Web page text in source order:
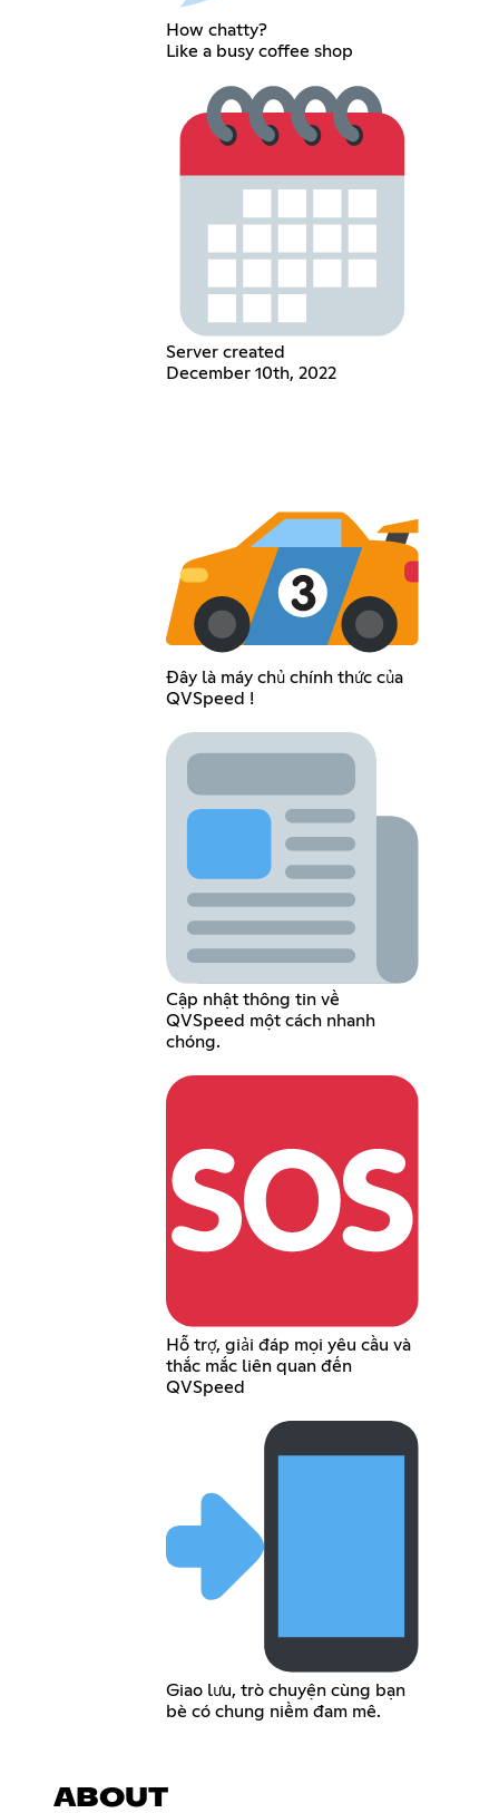
How chatty?
Like a busy coffee shop
Server created
December 10th, 2022
Đây là máy chủ chính thức của
QVSpeed !
Cập nhật thông tin về
QVSpeed một cách nhanh
chóng.
Hỗ trợ, giải đáp mọi yêu cầu và
thắc mắc liên quan đến
QVSpeed
Giao lưu, trò chuyện cùng bạn
bè có chung niềm đam mê.
ABOUT